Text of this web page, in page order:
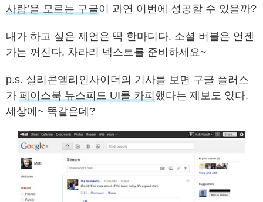
사람’을 모르는 구글이 과연 이번에 성공할 수 있을까?
내가 하고 싶은 제언은 딱 한마디다. 소셜 버블은 언젠
가는 꺼진다. 차라리 넥스트를 준비하세요~
p.s. 실리콘앨리인사이더의 기사를 보면 구글 플러스
가 페이스북 뉴스피드 UI를 카피 했다는 제보도 있다.
세상에~ 똑같은데?